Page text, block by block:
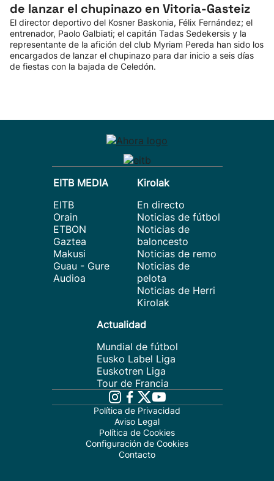
de lanzar el chupinazo en Vitoria-Gasteiz
El director deportivo del Kosner Baskonia, Félix Fernández; el
entrenador, Paolo Galbiati; el capitán Tadas Sedekersis y la
representante de la afición del club Myriam Pereda han sido los
encargados de lanzar el chupinazo para dar inicio a seis días
de fiestas con la bajada de Celedón.
EITB MEDIA
EITB
Orain
ETBON
Gaztea
Makusi
Guau - Gure
Audioa
Kirolak
En directo
Noticias de fútbol
Noticias de
baloncesto
Noticias de remo
Noticias de
pelota
Noticias de Herri
Kirolak
Actualidad
Mundial de fútbol
Eusko Label Liga
Euskotren Liga
Tour de Francia
Política de Privacidad
Aviso Legal
Política de Cookies
Configuración de Cookies
Contacto